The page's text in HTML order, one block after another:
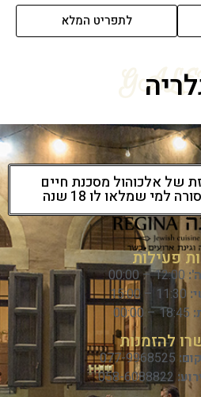
לתפריט המלא
של אלכוהול מסכנת חיים
למי שמלאו לו 18 שנה
פעילות
להזמנות
077-9968525
058-6088822